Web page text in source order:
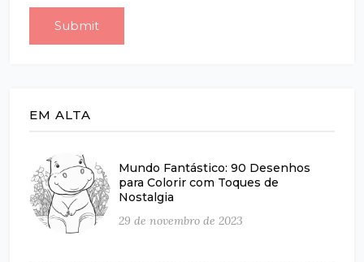
EM ALTA
Mundo Fantástico: 90 Desenhos
para Colorir com Toques de
Nostalgia
29 de novembro de 2023